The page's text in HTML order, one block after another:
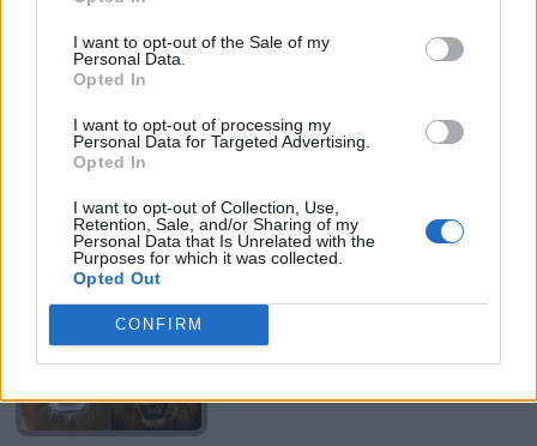
I want to opt-out of the Sale of my
Personal Data.
Opted In
I want to opt-out of processing my
Personal Data for Targeted Advertising.
Opted In
I want to opt-out of Collection, Use,
Retention, Sale, and/or Sharing of my
Personal Data that Is Unrelated with the
Purposes for which it was collected.
Opted Out
CONFIRM